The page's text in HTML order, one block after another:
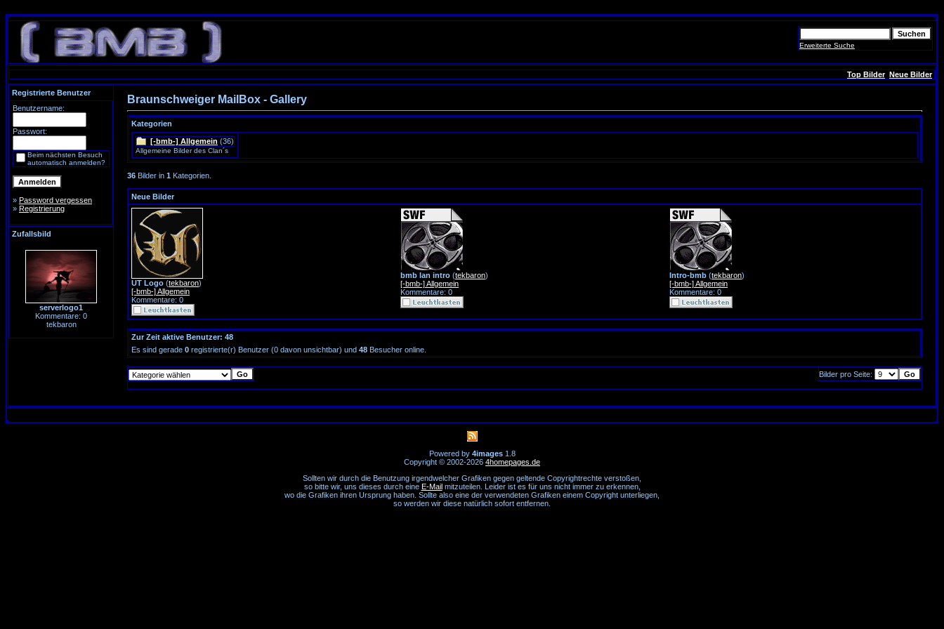
Erweiterte Suche
Top Bilder Neue Bilder
Registrierte Benutzer
Benutzername:
Passwort:
Beim nächsten Besuch
automatisch anmelden?
» Password vergessen
» Registrierung
Zufallsbild
serverlogo1
Kommentare: 0
tekbaron
Braunschweiger MailBox - Gallery
Kategorien
[-bmb-] Allgemein (36)
Allgemeine Bilder des Clan´s
36 Bilder in 1 Kategorien.
Neue Bilder
UT Logo (tekbaron)
[-bmb-] Allgemein
Kommentare: 0
bmb lan intro (tekbaron)
[-bmb-] Allgemein
Kommentare: 0
Intro-bmb (tekbaron)
[-bmb-] Allgemein
Kommentare: 0
Zur Zeit aktive Benutzer: 48
Es sind gerade 0 registrierte(r) Benutzer (0 davon unsichtbar) und 48 Besucher online.
Bilder pro Seite:
Powered by 4images1.8
Copyright © 2002-2026 4homepages.de
Sollten wir durch die Benutzung irgendwelcher Grafiken gegen geltende Copyrightrechte verstoßen,
so bitte wir, uns dieses durch eine E-Mailmitzuteilen. Leider ist es für uns nicht immer zu erkennen,
wo die Grafiken ihren Ursprung haben. Sollte also eine der verwendeten Grafiken einem Copyright unterliegen,
so werden wir diese natürlich sofort entfernen.